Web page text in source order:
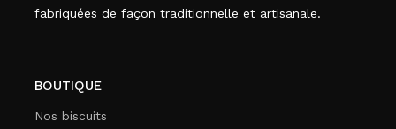
fabriquées de façon traditionnelle et artisanale.
BOUTIQUE
Nos biscuits